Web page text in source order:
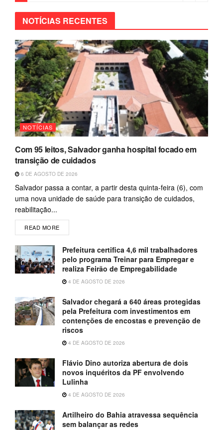
NOTÍCIAS RECENTES
NOTÍCIAS
Com 95 leitos, Salvador ganha hospital focado em
transição de cuidados
6 DE AGOSTO DE 2026
Salvador passa a contar, a partir desta quinta-feira (6), com
uma nova unidade de saúde para transição de cuidados,
reabilitação...
READ MORE
Prefeitura certifica 4,6 mil trabalhadores
pelo programa Treinar para Empregar e
realiza Feirão de Empregabilidade
4 DE AGOSTO DE 2026
Salvador chegará a 640 áreas protegidas
pela Prefeitura com investimentos em
contenções de encostas e prevenção de
riscos
4 DE AGOSTO DE 2026
Flávio Dino autoriza abertura de dois
novos inquéritos da PF envolvendo
Lulinha
4 DE AGOSTO DE 2026
Artilheiro do Bahia atravessa sequência
sem balançar as redes